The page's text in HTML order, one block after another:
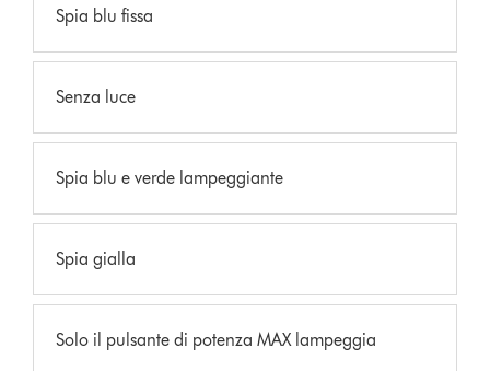
Spia blu fissa
Senza luce
Spia blu e verde lampeggiante
Spia gialla
Solo il pulsante di potenza MAX lampeggia